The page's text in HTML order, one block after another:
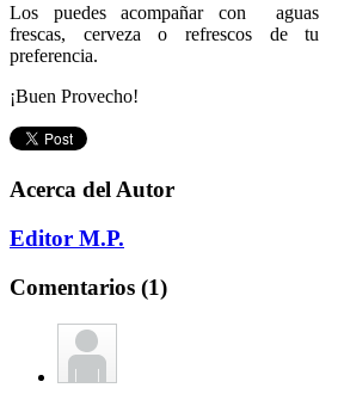
Los puedes acompañar con aguas
frescas, cerveza o refrescos de tu
preferencia.
¡Buen Provecho!
Acerca del Autor
Editor M.P.
Comentarios (1)